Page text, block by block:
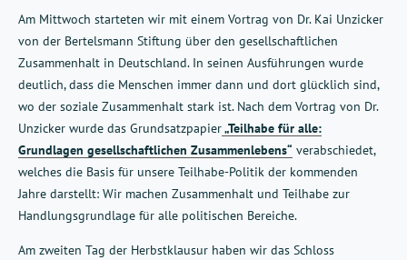
Am Mittwoch starteten wir mit einem Vortrag von Dr. Kai Unzicker
von der Bertelsmann Stiftung über den gesellschaftlichen
Zusammenhalt in Deutschland. In seinen Ausführungen wurde
deutlich, dass die Menschen immer dann und dort glücklich sind,
wo der soziale Zusammenhalt stark ist. Nach dem Vortrag von Dr.
Unzicker wurde das Grundsatzpapier„Teilhabe für alle:
Grundlagen gesellschaftlichen Zusammenlebens“ verabschiedet,
welches die Basis für unsere Teilhabe-Politik der kommenden
Jahre darstellt: Wir machen Zusammenhalt und Teilhabe zur
Handlungsgrundlage für alle politischen Bereiche.
Am zweiten Tag der Herbstklausur haben wir das Schloss